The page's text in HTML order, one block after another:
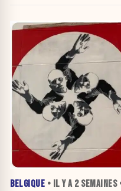
BELGIQUE • IL Y A 2 SEMAINES